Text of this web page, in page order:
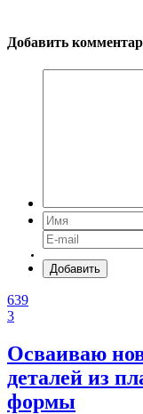
Добавить
Добавить
639
3
Осваиваю
деталей из
формы